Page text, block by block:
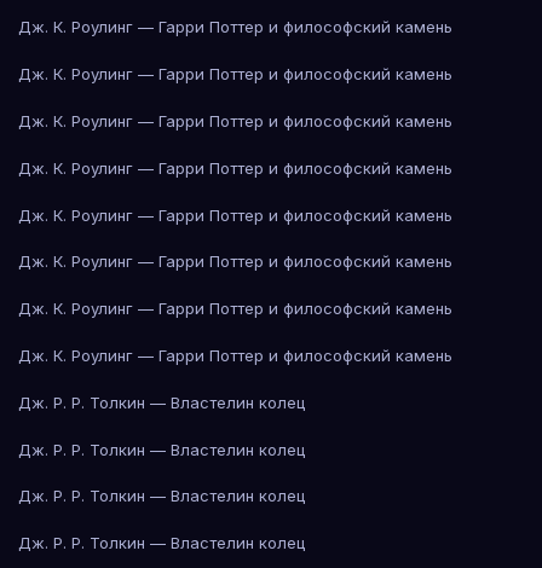
Дж. К. Роулинг — Гарри Поттер и философский камень
Дж. К. Роулинг — Гарри Поттер и философский камень
Дж. К. Роулинг — Гарри Поттер и философский камень
Дж. К. Роулинг — Гарри Поттер и философский камень
Дж. К. Роулинг — Гарри Поттер и философский камень
Дж. К. Роулинг — Гарри Поттер и философский камень
Дж. К. Роулинг — Гарри Поттер и философский камень
Дж. К. Роулинг — Гарри Поттер и философский камень
Дж. Р. Р. Толкин — Властелин колец
Дж. Р. Р. Толкин — Властелин колец
Дж. Р. Р. Толкин — Властелин колец
Дж. Р. Р. Толкин — Властелин колец